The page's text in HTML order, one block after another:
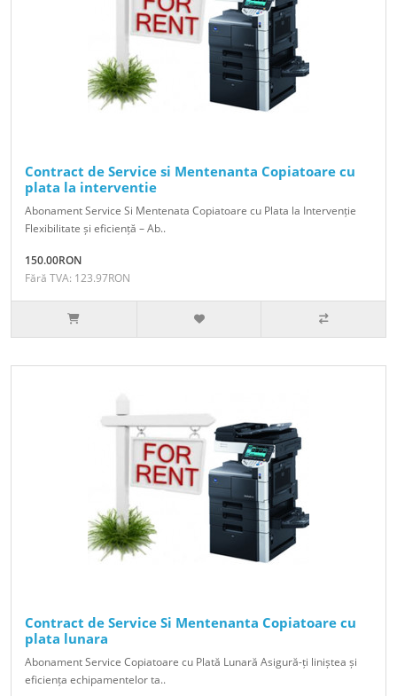
Contract de Service si Mentenanta Copiatoare cu
plata la interventie
Abonament Service Si Mentenata Copiatoare cu Plata la Intervenție
Flexibilitate și eficiență – Ab..
150.00RON
Fără TVA: 123.97RON
Contract de Service Si Mentenanta Copiatoare cu
plata lunara
Abonament Service Copiatoare cu Plată Lunară Asigură-ți liniștea și
eficiența echipamentelor ta..